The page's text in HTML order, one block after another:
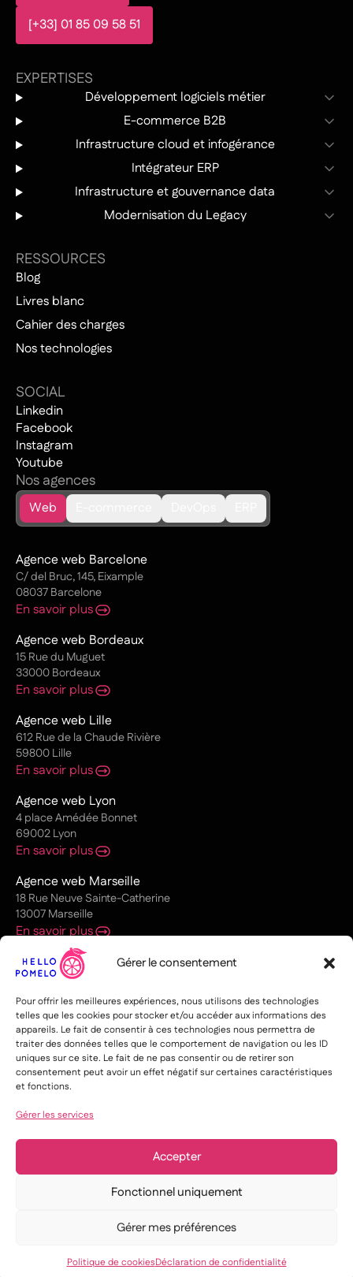
Gérer le consentement
Pour offrir les meilleures expériences, nous utilisons des technologies
telles que les cookies pour stocker et/ou accéder aux informations des
appareils. Le fait de consentir à ces technologies nous permettra de
traiter des données telles que le comportement de navigation ou les ID
uniques sur ce site. Le fait de ne pas consentir ou de retirer son
consentement peut avoir un effet négatif sur certaines caractéristiques
et fonctions.
Gérer les services
Accepter
Fonctionnel uniquement
Gérer mes préférences
Politique de cookiesDéclaration de confidentialité
[+33] 01 85 09 58 51
EXPERTISES
Développement logiciels métier
E-commerce B2B
Infrastructure cloud et infogérance
Intégrateur ERP
Infrastructure et gouvernance data
Modernisation du Legacy
RESSOURCES
Blog
Livres blanc
Cahier des charges
Nos technologies
SOCIAL
Linkedin
Facebook
Instagram
Youtube
Nos agences
Web
Agence web Barcelone
C/ del Bruc, 145, Eixample
08037 Barcelone
En savoir plus
Agence web Bordeaux
15 Rue du Muguet
33000 Bordeaux
En savoir plus
Agence web Lille
612 Rue de la Chaude Rivière
59800 Lille
En savoir plus
Agence web Lyon
4 place Amédée Bonnet
69002 Lyon
En savoir plus
Agence web Marseille
18 Rue Neuve Sainte-Catherine
13007 Marseille
En savoir plus
Agence web Nantes
1 Pl. Graslin
44000 Nantes
En savoir plus
Agence web Paris
12 rue de l’Église
75015 Paris
En savoir plus
Agence web Toulouse
33 rue des Lois
En savoir plus
Conditions générales